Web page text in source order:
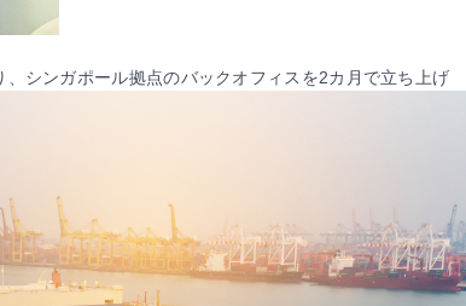
シンガポール拠点のバックオフィスを2カ月で立ち上げ